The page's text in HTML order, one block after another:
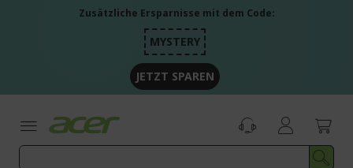
Zusätzliche Ersparnisse mit dem Code:
MYSTERY
JETZT SPAREN